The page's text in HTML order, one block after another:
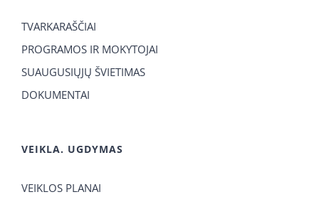
TVARKARAŠČIAI
PROGRAMOS IR MOKYTOJAI
SUAUGUSIŲJŲ ŠVIETIMAS
DOKUMENTAI
VEIKLA. UGDYMAS
VEIKLOS PLANAI